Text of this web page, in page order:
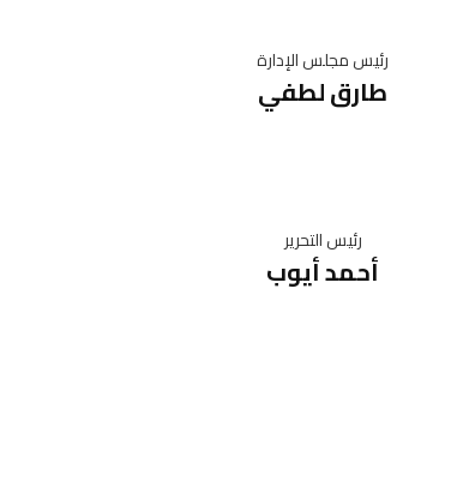
رئيس مجلس الإدارة
طارق لطفي
رئيس التحرير
أحمد أيوب